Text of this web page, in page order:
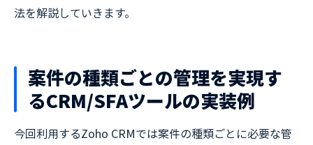
法を解説していきます。
案件の種類ごとの管理を実現す
るCRM/SFAツールの実装例
今回利用するZoho CRMでは案件の種類ごとに必要な管